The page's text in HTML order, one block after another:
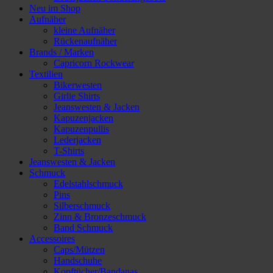
Neu im Shop
Aufnäher
kleine Aufnäher
Rückenaufnäher
Brands / Marken
Capricorn Rockwear
Textilien
Bikerwesten
Girlie Shirts
Jeanswesten & Jacken
Kapuzenjacken
Kapuzenpullis
Lederjacken
T-Shirts
Jeanswesten & Jacken
Schmuck
Edelstahlschmuck
Pins
Silberschmuck
Zinn & Bronzeschmuck
Band Schmuck
Accessoires
Caps/Mützen
Handschuhe